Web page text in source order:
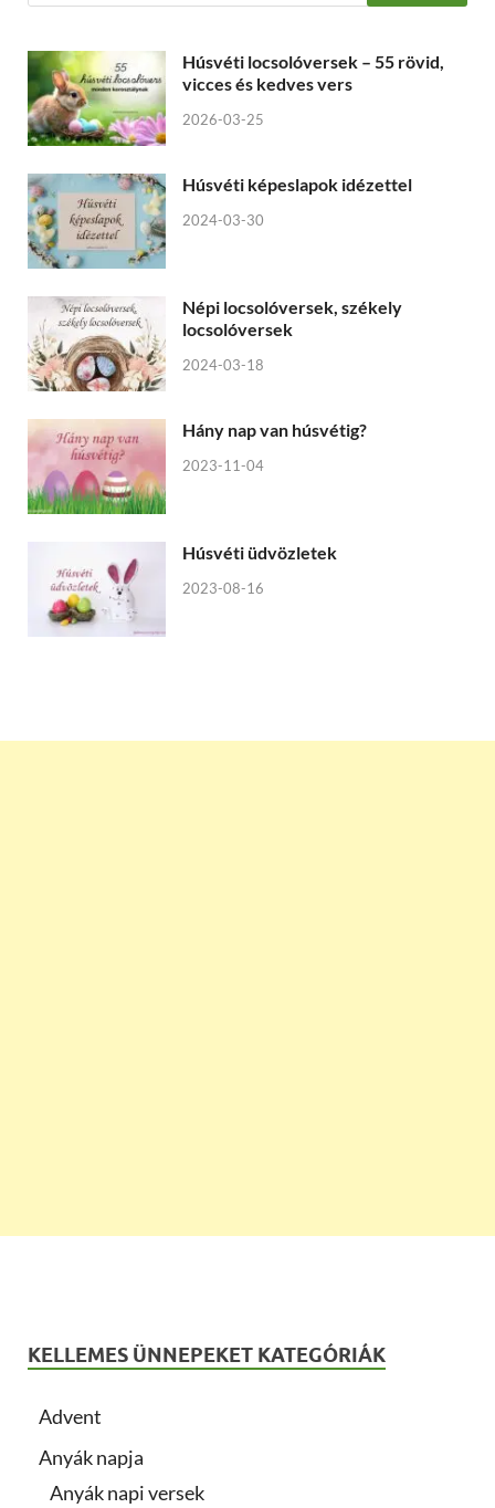
Húsvéti locsolóversek – 55 rövid,
vicces és kedves vers
2026-03-25
Húsvéti képeslapok idézettel
2024-03-30
Népi locsolóversek, székely
locsolóversek
2024-03-18
Hány nap van húsvétig?
2023-11-04
Húsvéti üdvözletek
2023-08-16
KELLEMES ÜNNEPEKET KATEGÓRIÁK
Advent
Anyák napja
Anyák napi versek